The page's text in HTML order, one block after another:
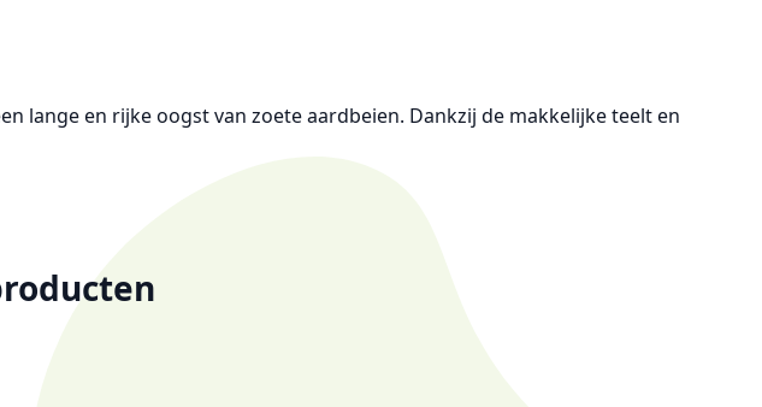
lange en rijke oogst van zoete aardbeien. Dankzij de makkelijke teelt en